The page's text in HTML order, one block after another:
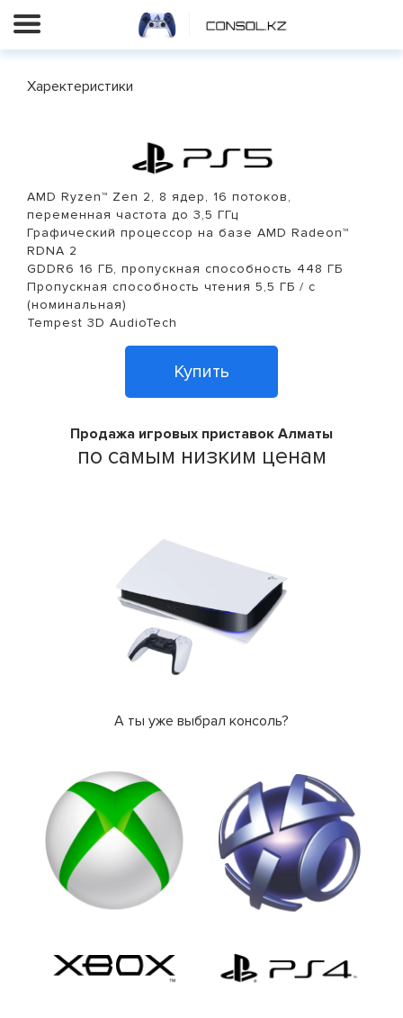
Харектеристики
AMD Ryzen™ Zen 2, 8 ядер, 16 потоков,
переменная частота до 3,5 ГГц
Графический процессор на базе AMD Radeon™
RDNA 2
GDDR6 16 ГБ, пропускная способность 448 ГБ
Пропускная способность чтения 5,5 ГБ / с
(номинальная)
Tempest 3D AudioTech
Купить
Продажа игровых приставок Алматы
по самым низким ценам
А ты уже выбрал консоль?